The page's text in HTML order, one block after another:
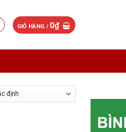
GIỎ HÀNG / 0₫